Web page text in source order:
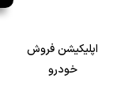
اپلیکیشن فروش
خودرو